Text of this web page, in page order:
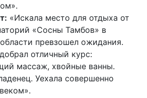
«Искала место для отдыха от
«Сосны Тамбов» в
превзошел ожидания.
отличный курс:
массаж, хвойные ванны.
Уехала совершенно